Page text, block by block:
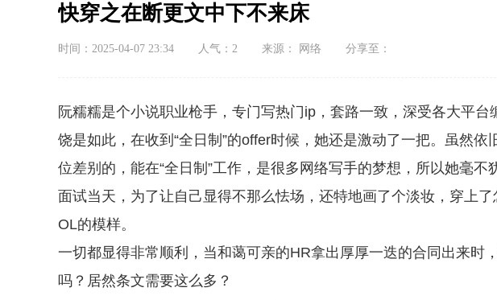
快穿之在断更文中下不来床
时间：2025-04-07 23:34 人气： 2 来源： 网络 分享至：
阮糯糯是个小说职业枪手，专门写热门ip，套路一致，深受各大平台
饶是如此，在收到“全日制”的offer时候，她还是激动了一把。虽然
位差别的，能在“全日制”工作，是很多网络写手的梦想，所以她毫不
面试当天，为了让自己显得不那么怯场，还特地画了个淡妆，穿上
OL的模样。
一切都显得非常顺利，当和蔼可亲的HR拿出厚厚一迭的合同出来时
吗？居然条文需要这么多？